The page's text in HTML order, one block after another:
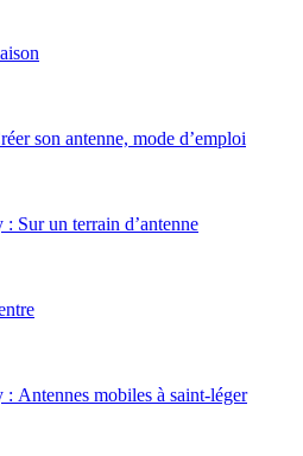
son antenne, mode d’emploi
Sur un terrain d’antenne
: Antennes mobiles à saint-léger